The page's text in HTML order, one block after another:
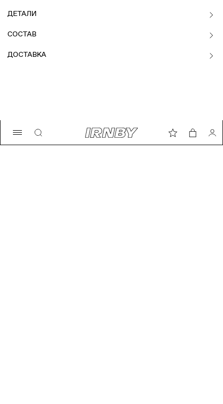
ДЕТАЛИ
СОСТАВ
ДОСТАВКА